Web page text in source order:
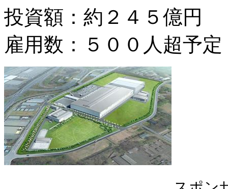
投資額：約２４５億円
雇用数：５００人超予定